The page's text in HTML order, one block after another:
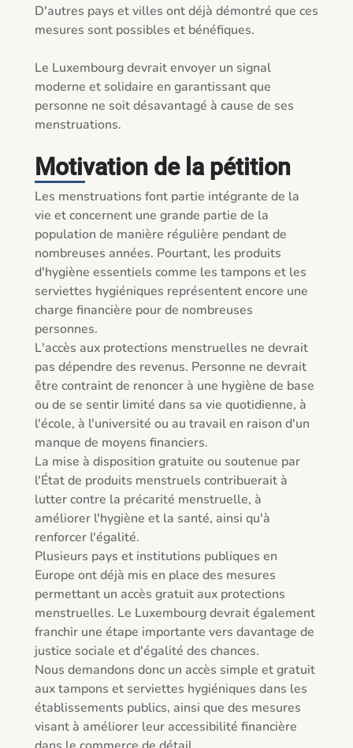
D'autres pays et villes ont déjà démontré que ces
mesures sont possibles et bénéfiques.
Le Luxembourg devrait envoyer un signal
moderne et solidaire en garantissant que
personne ne soit désavantagé à cause de ses
menstruations.
Motivation de la pétition
Les menstruations font partie intégrante de la
vie et concernent une grande partie de la
population de manière régulière pendant de
nombreuses années. Pourtant, les produits
d'hygiène essentiels comme les tampons et les
serviettes hygiéniques représentent encore une
charge financière pour de nombreuses
personnes.
L'accès aux protections menstruelles ne devrait
pas dépendre des revenus. Personne ne devrait
être contraint de renoncer à une hygiène de base
ou de se sentir limité dans sa vie quotidienne, à
l'école, à l'université ou au travail en raison d'un
manque de moyens financiers.
La mise à disposition gratuite ou soutenue par
l'État de produits menstruels contribuerait à
lutter contre la précarité menstruelle, à
améliorer l'hygiène et la santé, ainsi qu'à
renforcer l'égalité.
Plusieurs pays et institutions publiques en
Europe ont déjà mis en place des mesures
permettant un accès gratuit aux protections
menstruelles. Le Luxembourg devrait également
franchir une étape importante vers davantage de
justice sociale et d'égalité des chances.
Nous demandons donc un accès simple et gratuit
aux tampons et serviettes hygiéniques dans les
établissements publics, ainsi que des mesures
visant à améliorer leur accessibilité financière